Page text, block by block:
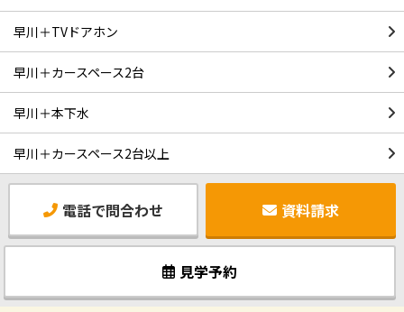
早川＋TVドアホン
早川＋カースペース2台
早川＋本下水
早川＋カースペース2台以上
電話で問合わせ 資料請求
見学予約